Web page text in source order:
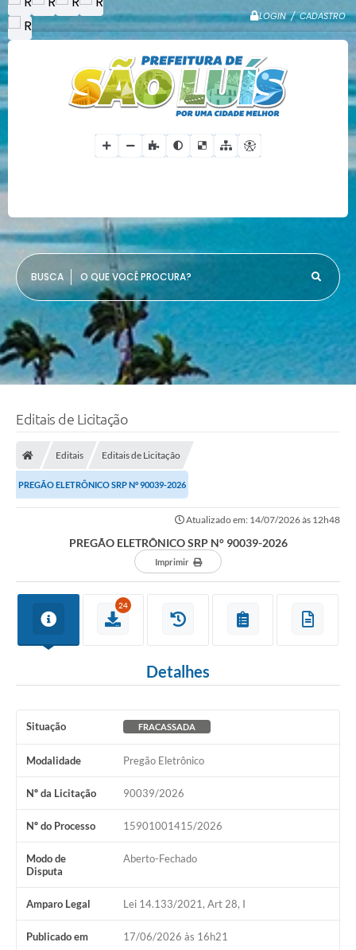
LOGIN / CADASTRO
O QUE VOCÊ PROCURA?
Editais de Licitação
Editais Editais de Licitação
PREGÃO ELETRÔNICO SRP N° 90039-2026
Atualizado em: 14/07/2026 às 12h48
PREGÃO ELETRÔNICO SRP N° 90039-2026
Imprimir
24
Detalhes
Situação FRACASSADA
Modalidade Pregão Eletrônico
Nº da Licitação 90039/2026
Nº do Processo 15901001415/2026
Modo de
Disputa
Aberto-Fechado
Amparo Legal Lei 14.133/2021, Art 28, I
Publicado em 17/06/2026 às 16h21